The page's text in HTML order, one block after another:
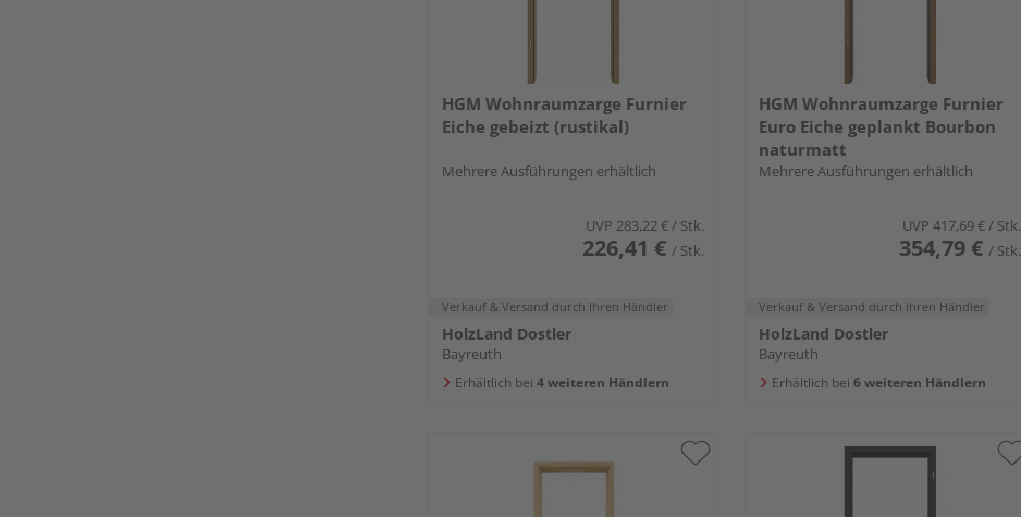
HGM Wohnraumzarge Furnier
Eiche gebeizt (rustikal)
Mehrere Ausführungen erhältlich
UVP 283,22 €/ Stk.
226,41 € / Stk.
Verkauf & Versand durch Ihren Händler
HolzLand Dostler
Bayreuth
Erhältlich bei 4 weiteren Händlern
HGM Wohnraumzarge Furnier
Euro Eiche geplankt Bourbon
naturmatt
Mehrere Ausführungen erhältlich
UVP 417,69 €/ Stk.
354,79 € / Stk.
Verkauf & Versand durch Ihren Händler
HolzLand Dostler
Bayreuth
Erhältlich bei 6 weiteren Händlern